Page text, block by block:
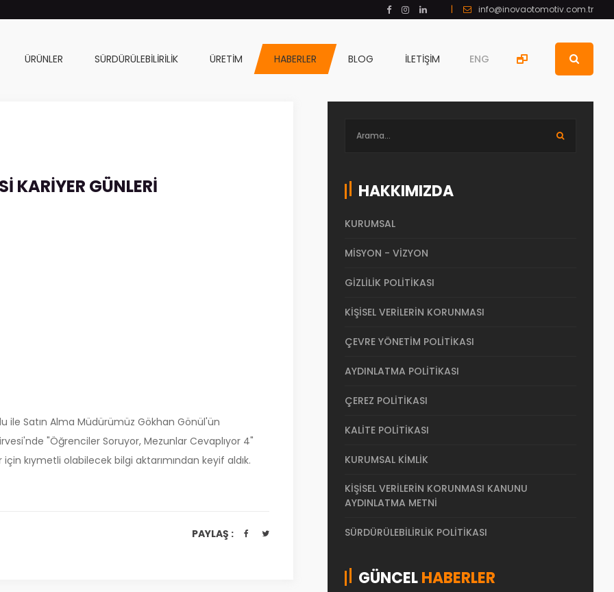
| info@inovaotomotiv.com.tr
ÜRÜNLER SÜRDÜRÜLEBILIRILIK ÜRETIM HABERLER BLOG İLETIŞIM ENG
KARIYER GÜNLERI
ile Satın Alma Müdürümüz Gökhan Gönül'ün
"Öğrenciler Soruyor, Mezunlar Cevaplıyor 4"
kıymetli olabilecek bilgi aktarımından keyif aldık.
PAYLAŞ :
HAKKIMIZDA
KURUMSAL
MISYON - VIZYON
GIZLILIK POLITIKASI
KIŞISEL VERILERIN KORUNMASI
ÇEVRE YÖNETIM POLITIKASI
AYDINLATMA POLITIKASI
ÇEREZ POLITIKASI
KALITE POLITIKASI
KURUMSAL KIMLIK
KIŞISEL VERILERIN KORUNMASI KANUNU
AYDINLATMA METNI
SÜRDÜRÜLEBILIRLIK POLITIKASI
GÜNCELHABERLER